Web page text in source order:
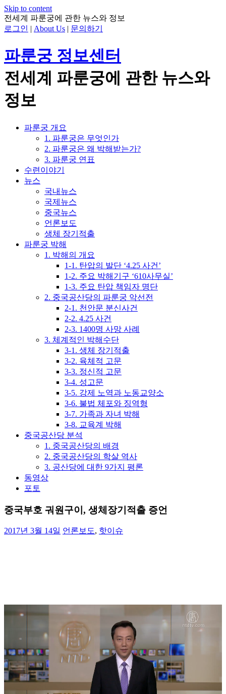
Skip to content
전세계 파룬궁에 관한 뉴스와 정보
로그인 | About Us | 문의하기
파룬궁 정보센터
전세계 파룬궁에 관한 뉴스와
정보
파룬궁 개요
1. 파룬궁은 무엇인가
2. 파룬궁은 왜 박해받는가?
3. 파룬궁 연표
수련이야기
뉴스
국내뉴스
국제뉴스
중국뉴스
언론보도
생체 장기적출
파룬궁 박해
1. 박해의 개요
1-1. 탄압의 발단 ‘4.25 사건’
1-2. 주요 박해기구 ‘610사무실’
1-3. 주요 탄압 책임자 명단
2. 중국공산당의 파룬궁 악선전
2-1. 천안문 분신사건
2-2. 4.25 사건
2-3. 1400명 사망 사례
3. 체계적인 박해수단
3-1. 생체 장기적출
3-2. 육체적 고문
3-3. 정신적 고문
3-4. 성고문
3-5. 강제 노역과 노동교양소
3-6. 불법 체포와 징역형
3-7. 가족과 자녀 박해
3-8. 교육계 박해
중국공산당 분석
1. 중국공산당의 배경
2. 중국공산당의 학살 역사
3. 공산당에 대한 9가지 평론
동영상
포토
중국부호 궈원구이, 생체장기적출 증언
2017년 3월 14일 언론보도, 핫이슈